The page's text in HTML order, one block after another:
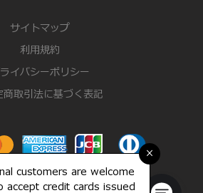
×
customers are welcome
credit cards issued
サイトマップ
利用規約
イバシーポリシー
商取引法に基づく表記